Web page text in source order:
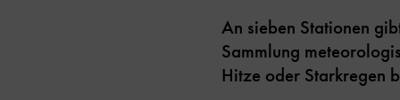
An sieben Stationen
Sammlung
Hitze oder Starkregen